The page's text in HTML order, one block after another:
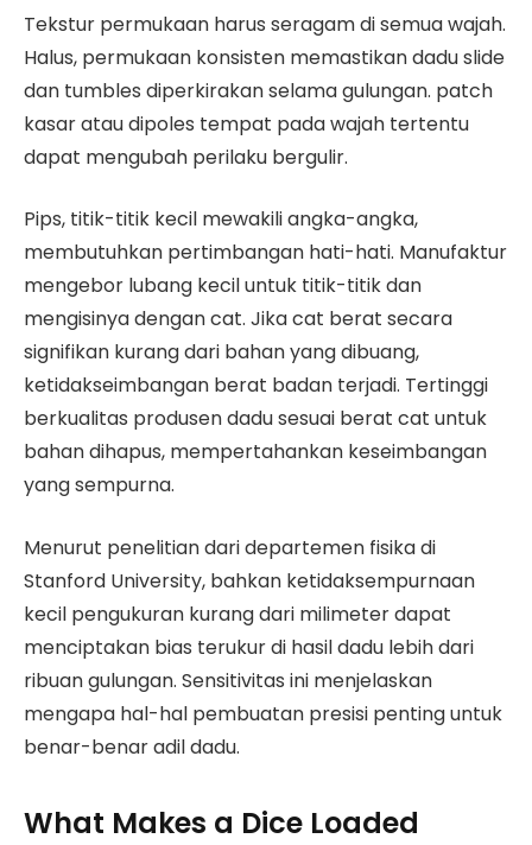
Tekstur permukaan harus seragam di semua wajah.
Halus, permukaan konsisten memastikan dadu slide
dan tumbles diperkirakan selama gulungan. patch
kasar atau dipoles tempat pada wajah tertentu
dapat mengubah perilaku bergulir.
Pips, titik-titik kecil mewakili angka-angka,
membutuhkan pertimbangan hati-hati. Manufaktur
mengebor lubang kecil untuk titik-titik dan
mengisinya dengan cat. Jika cat berat secara
signifikan kurang dari bahan yang dibuang,
ketidakseimbangan berat badan terjadi. Tertinggi
berkualitas produsen dadu sesuai berat cat untuk
bahan dihapus, mempertahankan keseimbangan
yang sempurna.
Menurut penelitian dari departemen fisika di
Stanford University, bahkan ketidaksempurnaan
kecil pengukuran kurang dari milimeter dapat
menciptakan bias terukur di hasil dadu lebih dari
ribuan gulungan. Sensitivitas ini menjelaskan
mengapa hal-hal pembuatan presisi penting untuk
benar-benar adil dadu.
What Makes a Dice Loaded